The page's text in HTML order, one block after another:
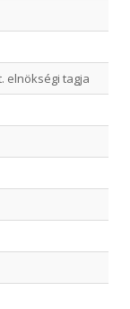
elnökségi tagja